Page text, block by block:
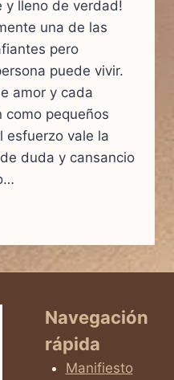
y lleno de verdad!
una de las
pero
puede vivir.
amor y cada
pequeños
esfuerzo vale la
duda y cansancio
Navegación
rápida
Manifiesto